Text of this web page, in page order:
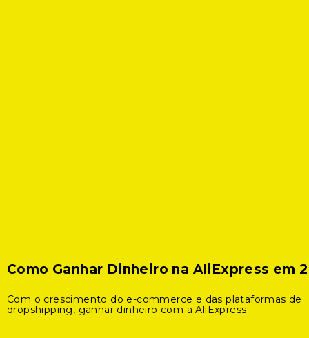
Como Ganhar Dinheiro na AliExpress em
Com o crescimento do e-commerce e das plataformas de
dropshipping, ganhar dinheiro com a AliExpress